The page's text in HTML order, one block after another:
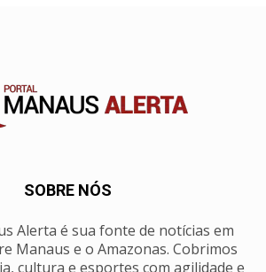
SOBRE NÓS
Alerta é sua fonte de notícias em
Manaus e o Amazonas. Cobrimos
cultura e esportes com agilidade e